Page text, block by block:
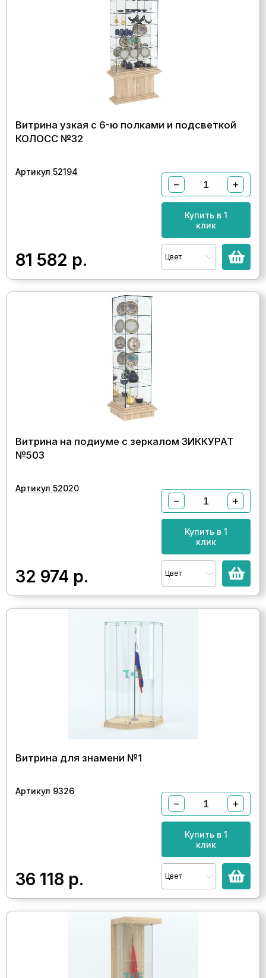
Витрина узкая с 6-ю полками и подсветкой
КОЛОСС №32
Артикул 52194
81 582 р.
− +
Купить в 1
клик
Цвет
Витрина на подиуме с зеркалом ЗИККУРАТ
№503
Артикул 52020
32 974 р.
− +
Купить в 1
клик
Цвет
Витрина для знамени №1
Артикул 9326
36 118 р.
− +
Купить в 1
клик
Цвет